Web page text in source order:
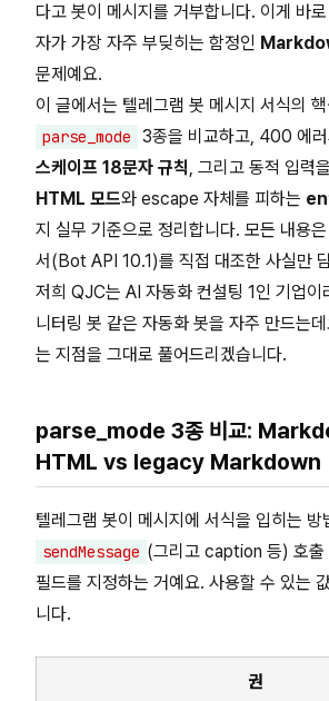
다고 봇이 메시지를 거부합니다. 이게 바
자가 가장 자주 부딪히는 함정인
문제예요.
이 글에서는 텔레그램 봇 메시지 서식의 핵
parse_mode 3종을 비교하고, 400 에러
스케이프 18문자 규칙, 그리고 동적 입력
HTML 모드와 escape 자체를 피하는
지 실무 기준으로 정리합니다. 모든 내용
서(Bot API 10.1)를 직접 대조한 사실만
저희 QJC는 AI 자동화 컨설팅 1인 기업이
니터링 봇 같은 자동화 봇을 자주 만드는
는 지점을 그대로 풀어드리겠습니다.
parse_mode 3종 비교:
HTML vs legacy Markdown
텔레그램 봇이 메시지에 서식을 입히는 방
sendMessage (그리고 caption 등) 호출
필드를 지정하는 거예요. 사용할 수 있는
니다.
권